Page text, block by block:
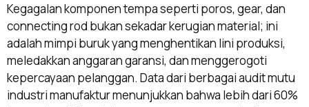
Kegagalan komponen tempa seperti poros, gear, dan
connecting rod bukan sekadar kerugian material; ini
adalah mimpi buruk yang menghentikan lini produksi,
meledakkan anggaran garansi, dan menggerogoti
kepercayaan pelanggan. Data dari berbagai audit mutu
industri manufaktur menunjukkan bahwa lebih dari 60%